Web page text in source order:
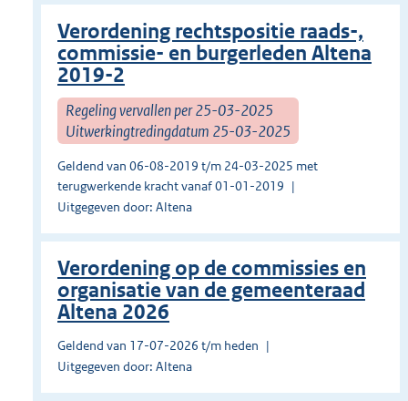
Verordening rechtspositie raads-,
commissie- en burgerleden Altena
2019-2
Regeling vervallen per 25-03-2025
Uitwerkingtredingdatum 25-03-2025
Geldend van 06-08-2019 t/m 24-03-2025 met
terugwerkende kracht vanaf 01-01-2019
Uitgegeven door: Altena
Verordening op de commissies en
organisatie van de gemeenteraad
Altena 2026
Geldend van 17-07-2026 t/m heden
Uitgegeven door: Altena